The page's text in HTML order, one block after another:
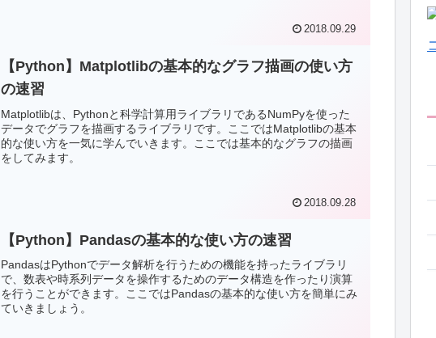
2018.09.29
【Python】Matplotlibの基本的なグラフ描画の使い方
の速習
Matplotlibは、Pythonと科学計算用ライブラリであるNumPyを使った
データでグラフを描画するライブラリです。ここではMatplotlibの基本
的な使い方を一気に学んでいきます。ここでは基本的なグラフの描画
をしてみます。
2018.09.28
【Python】Pandasの基本的な使い方の速習
PandasはPythonでデータ解析を行うための機能を持ったライブラリ
で、数表や時系列データを操作するためのデータ構造を作ったり演算
を行うことができます。ここではPandasの基本的な使い方を簡単にみ
ていきましょう。